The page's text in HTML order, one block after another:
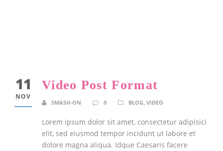
11
NOV
Video Post Format
SMASH-ON 0 BLOG, VIDEO
Lorem ipsum dolor sit amet, consectetur adipisici
elit, sed eiusmod tempor incidunt ut labore et
dolore magna aliqua. Idque Caesaris facere